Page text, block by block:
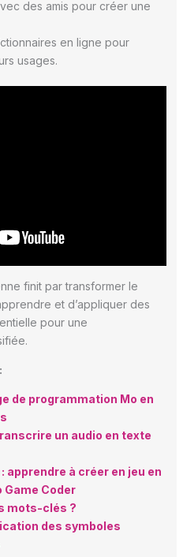
des amis pour créer une
en ligne pour
usages.
finit par transformer le
et d’appliquer des
pour une
de programmation Mo en
un audio en texte
apprendre à créer en jeu en
Coder
mots-clés ?
des symboles